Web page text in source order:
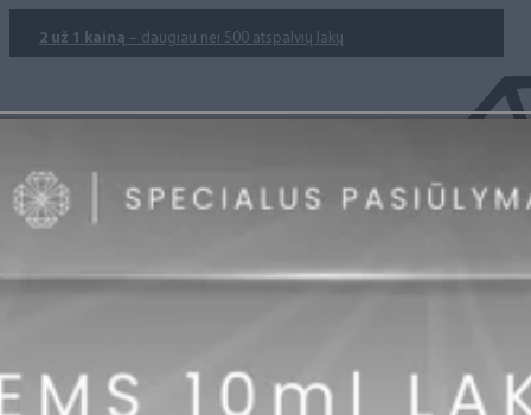
2 už 1 kainą – daugiau nei 500 atspalvių lakų